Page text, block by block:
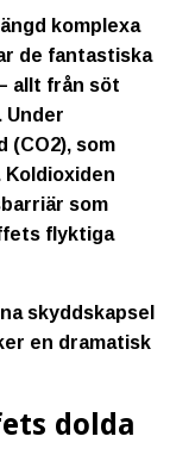
komplexa
de fantastiska
allt från söt
Under
(CO2), som
som
flyktiga
skyddskapsel
en dramatisk
dolda